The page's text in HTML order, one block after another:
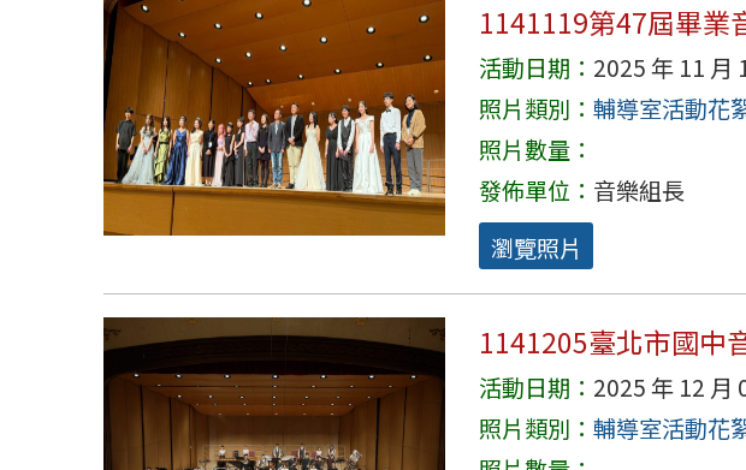
1141119第47屆畢業
活動日期： 2025 年 11 月
照片類別： 輔導室活動花
照片數量：
發佈單位： 音樂組長
瀏覽照片
1141205臺北市國中
活動日期： 2025 年 12 月
照片類別： 輔導室活動花